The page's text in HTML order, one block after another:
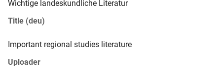
Wichtige landeskundliche Literatur
Title (deu)
Important regional studies literature
Uploader